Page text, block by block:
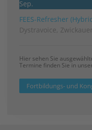
Sep.
FEES-Refresher
Dystravoice,
Hier sehen Sie
Termine finden Sie in
Fortbildungs- und